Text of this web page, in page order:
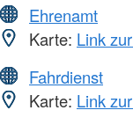
Ehrenamt
Karte: Link
Fahrdienst
Karte: Link